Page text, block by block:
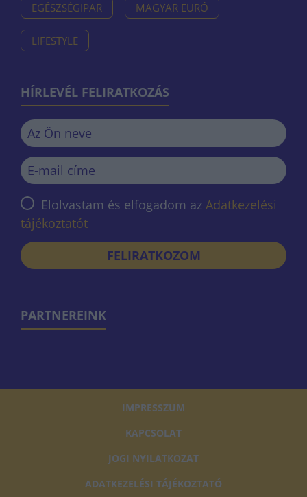
EGÉSZSÉGIPAR MAGYAR EURÓ
LIFESTYLE
HÍRLEVÉL FELIRATKOZÁS
Elolvastam és elfogadom az Adatkezelési
tájékoztatót
FELIRATKOZOM
PARTNEREINK
IMPRESSZUM
KAPCSOLAT
JOGI NYILATKOZAT
ADATKEZELÉSI TÁJÉKOZTATÓ